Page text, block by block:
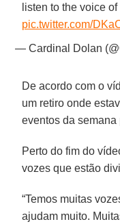
listen to the voice of
pic.twitter.com/
— Cardinal Dolan
De acordo com o
um retiro onde
eventos da semana
Perto do fim do
vozes que estão
“Temos muitas
ajudam muito.